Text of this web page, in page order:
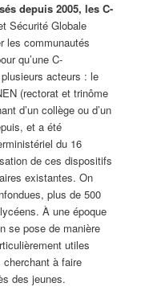
depuis 2005, les C-
Sécurité Globale
les communautés
qu’une C-
acteurs : le
(rectorat et trinôme
d’un collège ou d’un
et a été
du 16
de ces dispositifs
existantes. On
plus de 500
À une époque
se pose de manière
utiles
à faire
des jeunes.